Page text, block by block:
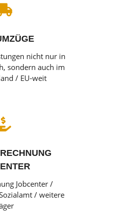
nicht nur in
sondern auch im
/ EU-weit
Jobcenter /
/ weitere